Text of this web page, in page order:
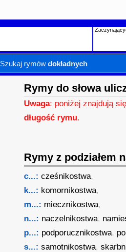
Szukaj rymówdokładnych
Rymy do słowa
Uwaga: poniżej znajdują
długość rymu.
Rymy z podziałem
c...: cześnikostwa,
k...: komornikostwa,
m...: miecznikostwa,
n...: naczelnikostwa,
p...: podporucznikostwa,
s...: samotnikostwa,